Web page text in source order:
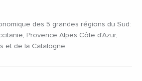
des 5 grandes régions du Sud:
Provence Alpes Côte d'Azur,
et de la Catalogne